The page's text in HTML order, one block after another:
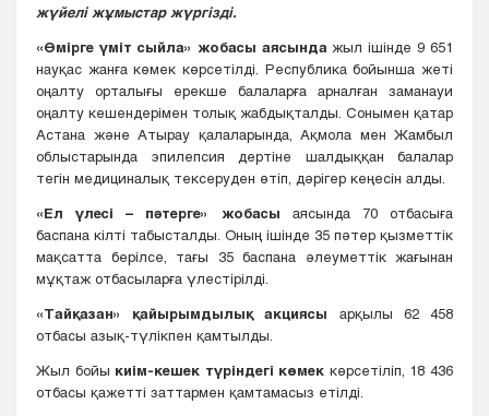
жүйелі жұмыстар жүргізді.
«Өмірге үміт сыйла» жобасы аясында жыл ішінде 9 651
науқас жанға көмек көрсетілді. Республика бойынша жеті
оңалту орталығы ерекше балаларға арналған заманауи
оңалту кешендерімен толық жабдықталды. Сонымен қатар
Астана және Атырау қалаларында, Ақмола мен Жамбыл
облыстарында эпилепсия дертіне шалдыққан балалар
тегін медициналық тексеруден өтіп, дәрігер кеңесін алды.
«Ел үлесі – пәтерге» жобасы аясында 70 отбасыға
баспана кілті табысталды. Оның ішінде 35 пәтер қызметтік
мақсатта берілсе, тағы 35 баспана әлеуметтік жағынан
мұқтаж отбасыларға үлестірілді.
«Тайқазан» қайырымдылық акциясы арқылы 62 458
отбасы азық-түлікпен қамтылды.
Жыл бойы киім-кешек түріндегі көмек көрсетіліп, 18 436
отбасы қажетті заттармен қамтамасыз етілді.